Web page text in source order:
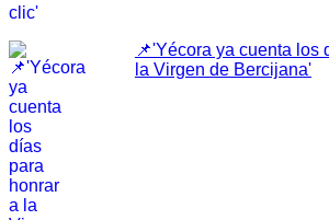
📌'Yécora ya cuenta los
la Virgen de Bercijana'